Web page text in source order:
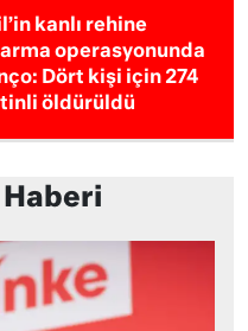
kanlı rehine
operasyonunda
Dört kişi için 274
öldürüldü
Haberi